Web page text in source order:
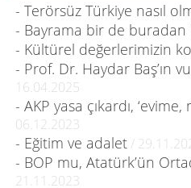
- Terörsüz Türkiye nasıl
- Bayrama bir de buradan
- Kültürel değerlerimizin
- Prof. Dr. Haydar Baş’ın
16.04.2025
- AKP yasa çıkardı,
06.12.2023
- Eğitim ve adalet/
- BOP mu, Atatürk’ün
21.11.2023